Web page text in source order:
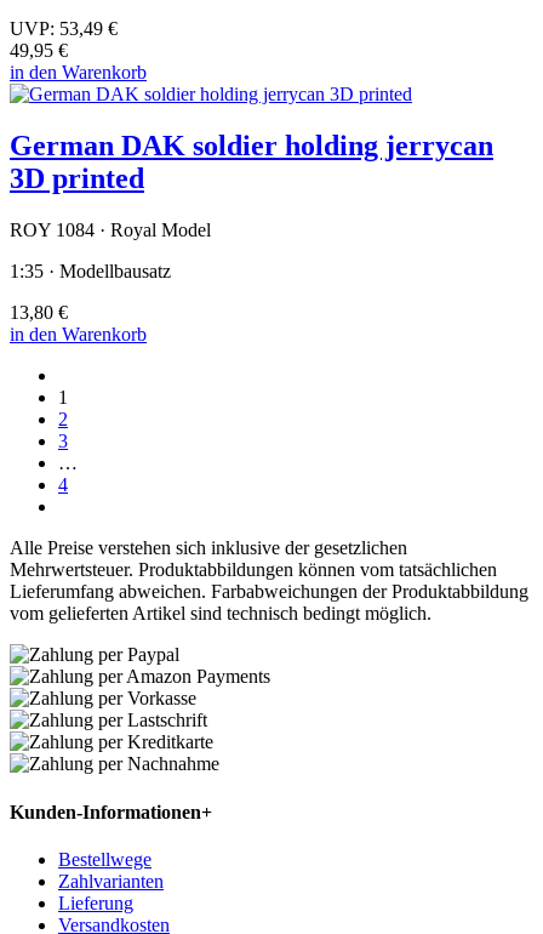
UVP: 53,49 €
49,95 €
in den Warenkorb
German DAK soldier holding jerrycan
3D printed
ROY 1084 · Royal Model
1:35 · Modellbausatz
13,80 €
in den Warenkorb
1
2
3
…
4
Alle Preise verstehen sich inklusive der gesetzlichen
Mehrwertsteuer. Produktabbildungen können vom tatsächlichen
Lieferumfang abweichen. Farbabweichungen der Produktabbildung
vom gelieferten Artikel sind technisch bedingt möglich.
Kunden-Informationen+
Bestellwege
Zahlvarianten
Lieferung
Versandkosten